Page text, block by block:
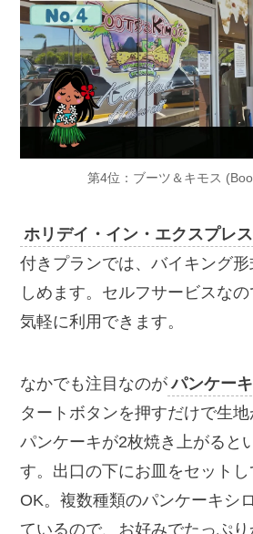
第4位：ブーツ＆キモス
ホリデイ・イン・エクスプレ
付きプランでは、バイキング
しめます。セルフサービスな
気軽に利用できます。
なかでも注目なのが パンケー
タートボタンを押すだけで生地
パンケーキが2枚焼き上がると
す。出口の下にお皿をセット
OK。複数種類のパンケーキシ
ているので、お好みでたっぷり